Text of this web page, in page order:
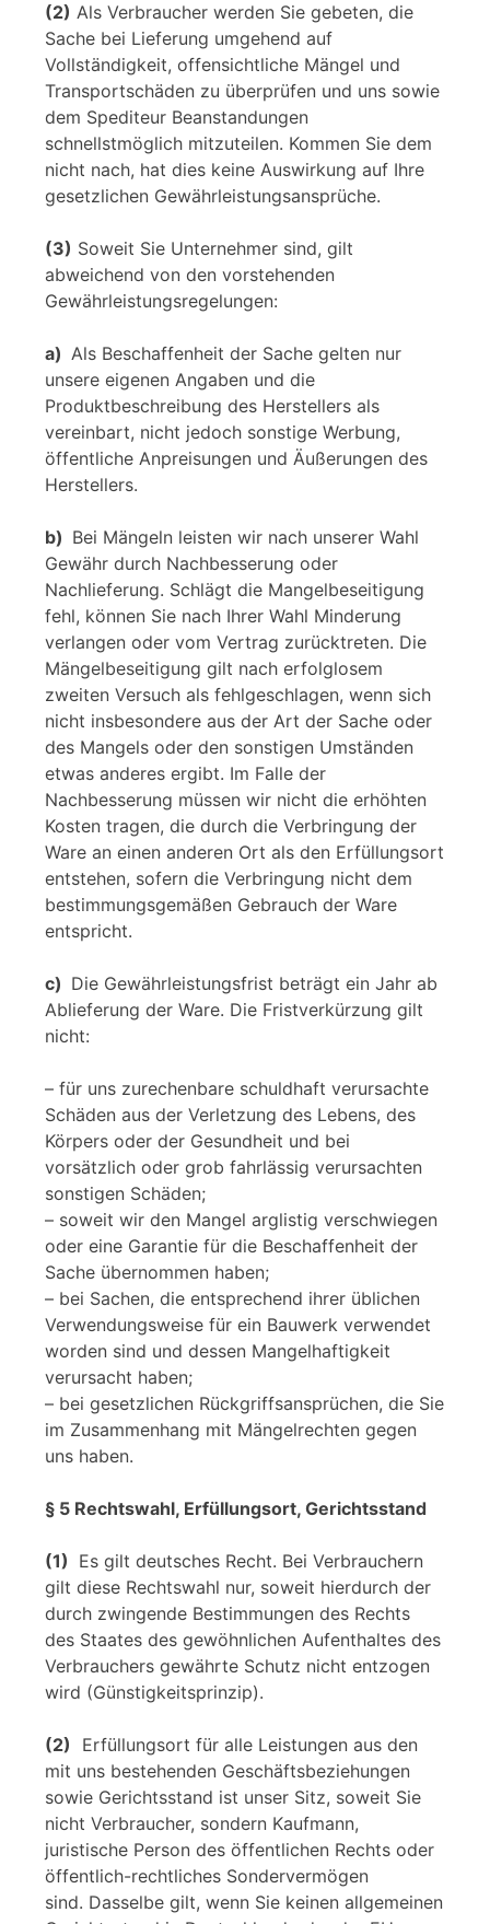
(2) Als Verbraucher werden Sie gebeten, die
Sache bei Lieferung umgehend auf
Vollständigkeit, offensichtliche Mängel und
Transportschäden zu überprüfen und uns sowie
dem Spediteur Beanstandungen
schnellstmöglich mitzuteilen. Kommen Sie dem
nicht nach, hat dies keine Auswirkung auf Ihre
gesetzlichen Gewährleistungsansprüche.
(3) Soweit Sie Unternehmer sind, gilt
abweichend von den vorstehenden
Gewährleistungsregelungen:
a)Als Beschaffenheit der Sache gelten nur
unsere eigenen Angaben und die
Produktbeschreibung des Herstellers als
vereinbart, nicht jedoch sonstige Werbung,
öffentliche Anpreisungen und Äußerungen des
Herstellers.
b) Bei Mängeln leisten wir nach unserer Wahl
Gewähr durch Nachbesserung oder
Nachlieferung. Schlägt die Mangelbeseitigung
fehl, können Sie nach Ihrer Wahl Minderung
verlangen oder vom Vertrag zurücktreten. Die
Mängelbeseitigung gilt nach erfolglosem
zweiten Versuch als fehlgeschlagen, wenn sich
nicht insbesondere aus der Art der Sache oder
des Mangels oder den sonstigen Umständen
etwas anderes ergibt. Im Falle der
Nachbesserung müssen wir nicht die erhöhten
Kosten tragen, die durch die Verbringung der
Ware an einen anderen Ort als den Erfüllungsort
entstehen, sofern die Verbringung nicht dem
bestimmungsgemäßen Gebrauch der Ware
entspricht.
c) Die Gewährleistungsfrist beträgt ein Jahr ab
Ablieferung der Ware. Die Fristverkürzung gilt
nicht:
– für uns zurechenbare schuldhaft verursachte
Schäden aus der Verletzung des Lebens, des
Körpers oder der Gesundheit und bei
vorsätzlich oder grob fahrlässig verursachten
sonstigen Schäden;
– soweit wir den Mangel arglistig verschwiegen
oder eine Garantie für die Beschaffenheit der
Sache übernommen haben;
– bei Sachen, die entsprechend ihrer üblichen
Verwendungsweise für ein Bauwerk verwendet
worden sind und dessen Mangelhaftigkeit
verursacht haben;
– bei gesetzlichen Rückgriffsansprüchen, die Sie
im Zusammenhang mit Mängelrechten gegen
uns haben.
§ 5 Rechtswahl, Erfüllungsort, Gerichtsstand
(1) Es gilt deutsches Recht. Bei Verbrauchern
gilt diese Rechtswahl nur, soweit hierdurch der
durch zwingende Bestimmungen des Rechts
des Staates des gewöhnlichen Aufenthaltes des
Verbrauchers gewährte Schutz nicht entzogen
wird (Günstigkeitsprinzip).
(2)
Erfüllungsort für alle Leistungen aus den
mit uns bestehenden Geschäftsbeziehungen
sowie Gerichtsstand ist unser Sitz, soweit Sie
nicht Verbraucher, sondern Kaufmann,
juristische Person des öffentlichen Rechts oder
öffentlich-rechtliches Sondervermögen
sind. Dasselbe gilt, wenn Sie keinen allgemeinen